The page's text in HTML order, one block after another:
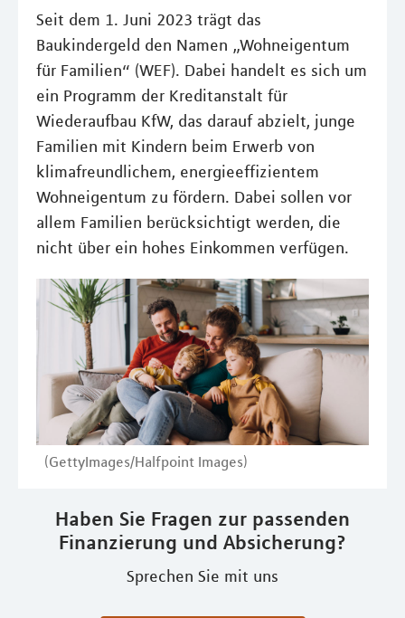
Seit dem 1. Juni 2023 trägt das
Baukindergeld den Namen „Wohneigentum
für Familien“ (WEF). Dabei handelt es sich um
ein Programm der Kreditanstalt für
Wiederaufbau KfW, das darauf abzielt, junge
Familien mit Kindern beim Erwerb von
klimafreundlichem, energieeffizientem
Wohneigentum zu fördern. Dabei sollen vor
allem Familien berücksichtigt werden, die
nicht über ein hohes Einkommen verfügen.
(GettyImages/Halfpoint Images)
Haben Sie Fragen zur passenden
Finanzierung und Absicherung?
Sprechen Sie mit uns